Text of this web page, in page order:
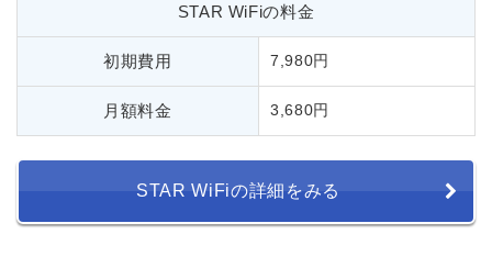
STAR WiFiの料金
初期費用 7,980円
月額料金 3,680円
STAR WiFiの詳細をみる